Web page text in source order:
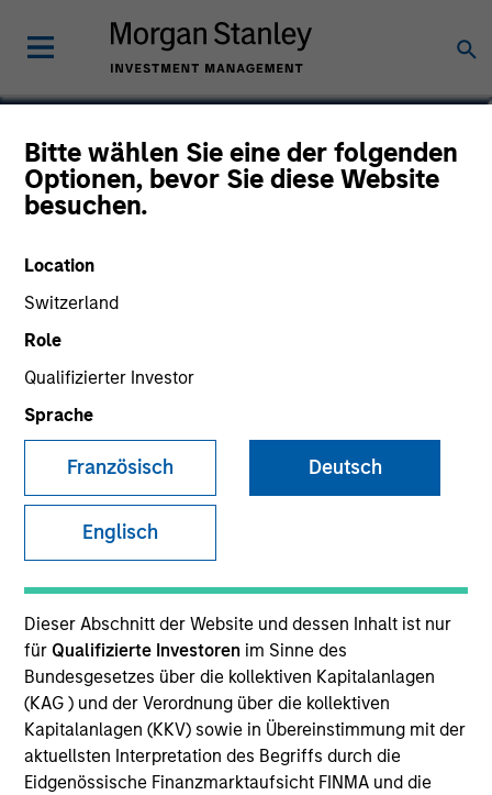
Bitte wählen Sie eine der folgenden
Optionen, bevor Sie diese Website
besuchen.
Location
Switzerland
Role
Qualifizierter Investor
Sprache
Französisch Deutsch
Englisch
Dieser Abschnitt der Website und dessen Inhalt ist nur
für Qualifizierte Investoren im Sinne des
Bundesgesetzes über die kollektiven Kapitalanlagen
(KAG ) und der Verordnung über die kollektiven
Kapitalanlagen (KKV) sowie in Übereinstimmung mit der
aktuellsten Interpretation des Begriffs durch die
Eidgenössische Finanzmarktaufsicht FINMA und die
Michael P. Carroll
Partner
YEARS OF INDUSTRY EXPERIENCE
19 Years